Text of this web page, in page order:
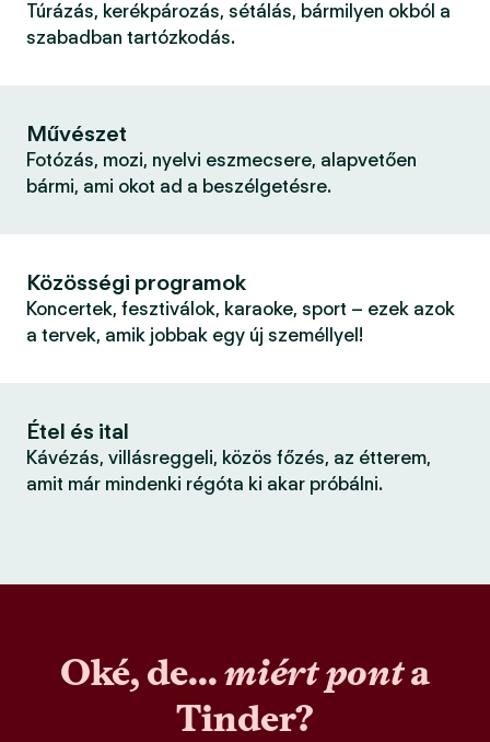
Túrázás, kerékpározás, sétálás, bármilyen okból a
szabadban tartózkodás.
Művészet
Fotózás, mozi, nyelvi eszmecsere, alapvetően
bármi, ami okot ad a beszélgetésre.
Közösségi programok
Koncertek, fesztiválok, karaoke, sport – ezek azok
a tervek, amik jobbak egy új személlyel!
Étel és ital
Kávézás, villásreggeli, közös főzés, az étterem,
amit már mindenki régóta ki akar próbálni.
Oké, de...miért ponta
Tinder?